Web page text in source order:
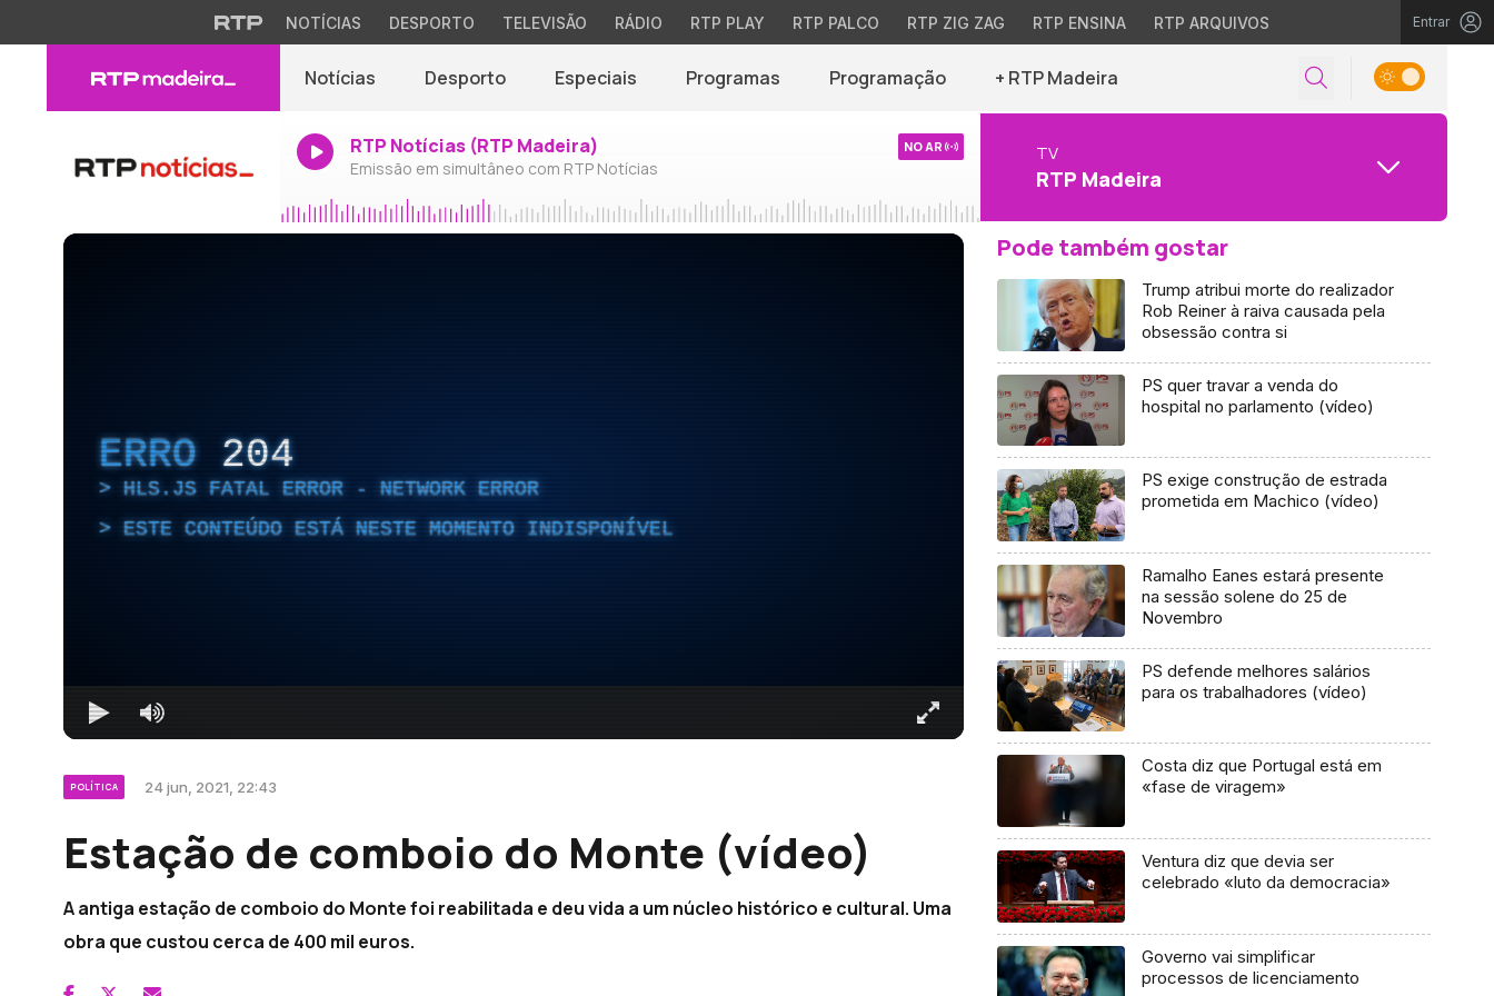
NOTÍCIAS DESPORTO TELEVISÃO RÁDIO RTP PLAY RTP PALCO RTP ZIG ZAG RTP ENSINA RTP ARQUIVOS Entrar
Notícias Desporto Especiais Programas Programação + RTP Madeira
RTP Notícias (RTP Madeira)
Emissão em simultâneo com RTP Notícias
NO AR TV
RTP Madeira
ERRO 204
HLS.JS FATAL ERROR - NETWORK ERROR
ESTE CONTEÚDO ESTÁ NESTE MOMENTO INDISPONÍVEL
POLÍTICA 24 jun, 2021, 22:43
Estação de comboio do Monte (vídeo)
A antiga estação de comboio do Monte foi reabilitada e deu vida a um núcleo histórico e cultural. Uma
obra que custou cerca de 400 mil euros.
Pode também gostar
Trump atribui morte do realizador
Rob Reiner à raiva causada pela
obsessão contra si
PS quer travar a venda do
hospital no parlamento (vídeo)
PS exige construção de estrada
prometida em Machico (vídeo)
Ramalho Eanes estará presente
na sessão solene do 25 de
Novembro
PS defende melhores salários
para os trabalhadores (vídeo)
Costa diz que Portugal está em
«fase de viragem»
Ventura diz que devia ser
celebrado «luto da democracia»
Governo vai simplificar
processos de licenciamento